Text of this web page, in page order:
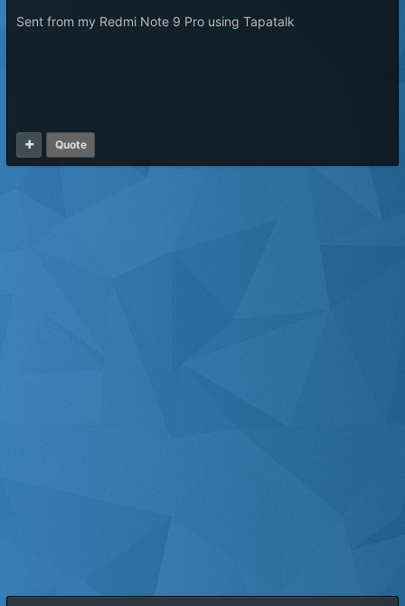
Sent from my Redmi Note 9 Pro using Tapatalk
Quote